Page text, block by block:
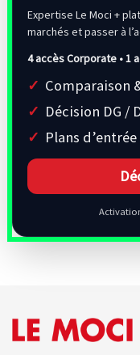
Expertise Le Moci +
marchés et passer à
4 accès Corporate • 1
Comparaison
Décision DG /
Plans